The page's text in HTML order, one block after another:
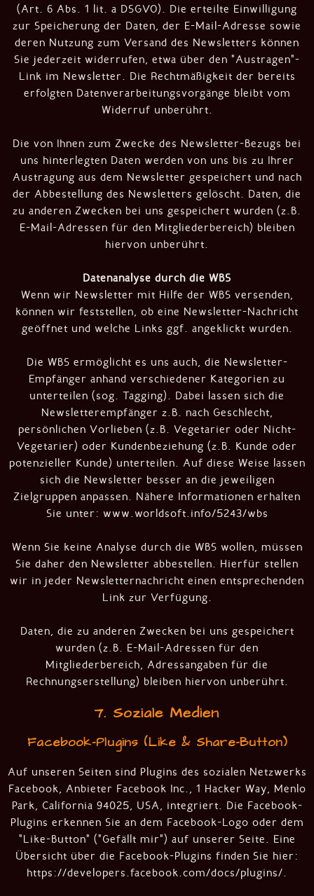
(Art. 6 Abs. 1 lit. a DSGVO). Die erteilte Einwilligung
zur Speicherung der Daten, der E-Mail-Adresse sowie
deren Nutzung zum Versand des Newsletters können
Sie jederzeit widerrufen, etwa über den "Austragen"-
Link im Newsletter. Die Rechtmäßigkeit der bereits
erfolgten Datenverarbeitungsvorgänge bleibt vom
Widerruf unberührt.
Die von Ihnen zum Zwecke des Newsletter-Bezugs bei
uns hinterlegten Daten werden von uns bis zu Ihrer
Austragung aus dem Newsletter gespeichert und nach
der Abbestellung des Newsletters gelöscht. Daten, die
zu anderen Zwecken bei uns gespeichert wurden (z.B.
E-Mail-Adressen für den Mitgliederbereich) bleiben
hiervon unberührt.
Datenanalyse durch die WBS
Wenn wir Newsletter mit Hilfe der WBS versenden,
können wir feststellen, ob eine Newsletter-Nachricht
geöffnet und welche Links ggf. angeklickt wurden.
Die WBS ermöglicht es uns auch, die Newsletter-
Empfänger anhand verschiedener Kategorien zu
unterteilen (sog. Tagging). Dabei lassen sich die
Newsletterempfänger z.B. nach Geschlecht,
persönlichen Vorlieben (z.B. Vegetarier oder Nicht-
Vegetarier) oder Kundenbeziehung (z.B. Kunde oder
potenzieller Kunde) unterteilen. Auf diese Weise lassen
sich die Newsletter besser an die jeweiligen
Zielgruppen anpassen. Nähere Informationen erhalten
Sie unter: www.worldsoft.info/5243/wbs
Wenn Sie keine Analyse durch die WBS wollen, müssen
Sie daher den Newsletter abbestellen. Hierfür stellen
wir in jeder Newsletternachricht einen entsprechenden
Link zur Verfügung.
Daten, die zu anderen Zwecken bei uns gespeichert
wurden (z.B. E-Mail-Adressen für den
Mitgliederbereich, Adressangaben für die
Rechnungserstellung) bleiben hiervon unberührt.
7. Soziale Medien
Facebook-Plugins (Like & Share-Button)
Auf unseren Seiten sind Plugins des sozialen Netzwerks
Facebook, Anbieter Facebook Inc., 1 Hacker Way, Menlo
Park, California 94025, USA, integriert. Die Facebook-
Plugins erkennen Sie an dem Facebook-Logo oder dem
"Like-Button" ("Gefällt mir") auf unserer Seite. Eine
Übersicht über die Facebook-Plugins finden Sie hier:
https://developers.facebook.com/docs/plugins/.